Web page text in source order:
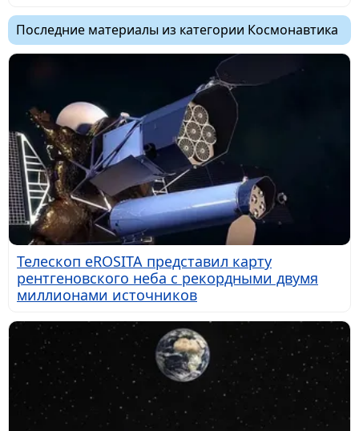
Последние материалы из категории Космонавтика
Телескоп eROSITA представил карту
рентгеновского неба с рекордными двумя
миллионами источников